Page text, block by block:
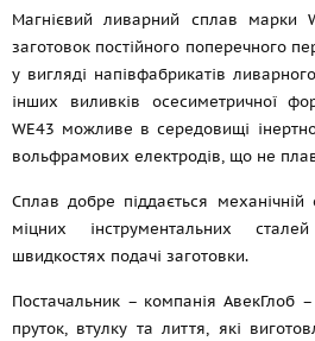
Магнієвий ливарний сплав марки
заготовок постійного поперечного
у вигляді напівфабрикатів
інших виливків осесиметричної
WE43 можливе в середовищі
вольфрамових електродів, що не
Сплав добре піддається
міцних інструментальних
швидкостях подачі заготовки.
Постачальник – компанія АвекГлоб
пруток, втулку та лиття, які